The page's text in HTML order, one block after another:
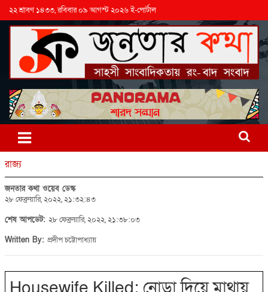
২২ শ্রাবণ ১৪৩৩, রবিবার ০৯ আগস্ট ২০২৬ ই-পোর্টাল
রাজ্য
জনতার কথা ওয়েব ডেস্ক
২৮ ফেব্রুয়ারি, ২০২২, ২১:৩২:৪৩
শেষ আপডেট: ২৮ ফেব্রুয়ারি, ২০২২, ২১:৩৮:০৩
Written By: প্রদীপ চট্টোপাধ্যায়